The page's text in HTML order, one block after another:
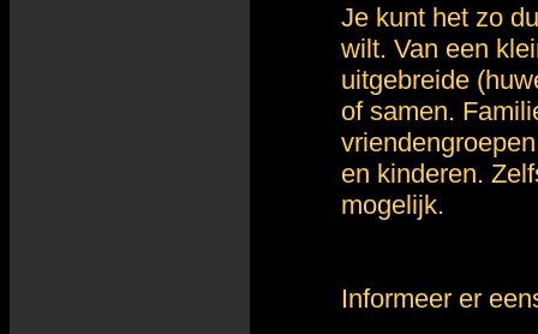
Je kunt het zo
wilt. Van een
uitgebreide
of samen.
en kinderen.
mogelijk.
Informeer er